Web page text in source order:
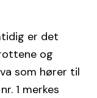
er det
og
som hører til
1 merkes